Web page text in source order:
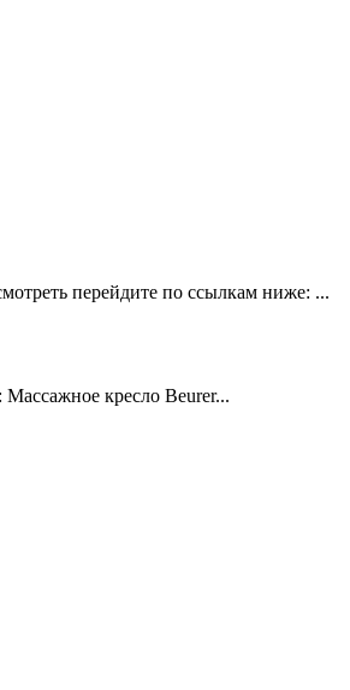
перейдите по ссылкам ниже: ...
кресло Beurer...